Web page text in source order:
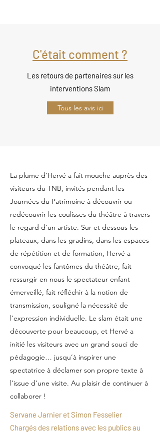
C'était comment ?
Les retours de partenaires sur les
interventions Slam
Tous les avis ici
La plume d’Hervé a fait mouche auprès des
visiteurs du TNB, invités pendant les
Journées du Patrimoine à découvrir ou
redécouvrir les coulisses du théâtre à travers
le regard d’un artiste. Sur et dessous les
plateaux, dans les gradins, dans les espaces
de répétition et de formation, Hervé a
convoqué les fantômes du théâtre, fait
ressurgir en nous le spectateur enfant
émerveillé, fait réfléchir à la notion de
transmission, souligné la nécessité de
l’expression individuelle. Le slam était une
découverte pour beaucoup, et Hervé a
initié les visiteurs avec un grand souci de
pédagogie… jusqu’à inspirer une
spectatrice à déclamer son propre texte à
l’issue d’une visite. Au plaisir de continuer à
collaborer !
Servane Jarnier et Simon Fesselier
Chargés des relations avec les publics au